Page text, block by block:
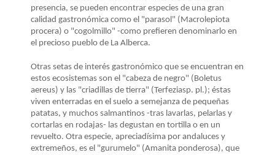
presencia, se pueden encontrar especies de una gran
calidad gastronómica como el "parasol" (Macrolepiota
procera) o "cogolmillo" -como prefieren denominarlo en
el precioso pueblo de La Alberca.
Otras setas de interés gastronómico que se encuentran en
estos ecosistemas son el "cabeza de negro" (Boletus
aereus) y las "criadillas de tierra" (Terfeziasp. pl.); éstas
viven enterradas en el suelo a semejanza de pequeñas
patatas, y muchos salmantinos -tras lavarlas, pelarlas y
cortarlas en rodajas- las degustan en tortilla o en un
revuelto. Otra especie, apreciadísima por andaluces y
extremeños, es el "gurumelo" (Amanita ponderosa), que